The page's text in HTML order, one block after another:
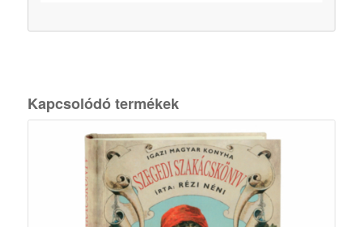
Kapcsolódó termékek